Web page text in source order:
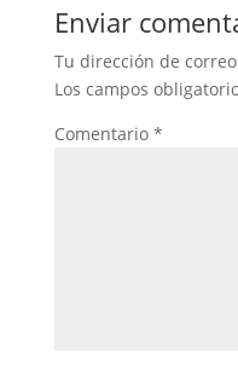
Enviar
Tu dirección de
Los campos
Comentario *